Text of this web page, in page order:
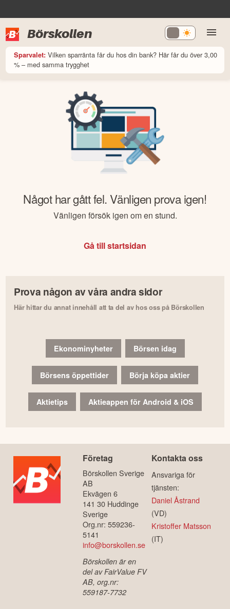
Börskollen
Sparvalet: Vilken sparränta får du hos din bank? Här får du över 3,00
% – med samma trygghet
Något har gått fel. Vänligen prova igen!
Vänligen försök igen om en stund.
Gå till startsidan
Prova någon av våra andra sidor
Här hittar du annat innehåll att ta del av hos oss på Börskollen
Ekonominyheter Börsen idag
Börsens öppettider Börja köpa aktier
Aktietips Aktieappen för Android & iOS
Företag
Börskollen Sverige
AB
Ekvägen 6
141 30 Huddinge
Sverige
Org.nr: 559236-
5141
info@borskollen.se
Börskollen är en
del av FairValue FV
AB, org.nr:
559187-7732
Kontakta oss
Ansvariga för
tjänsten:
Daniel Åstrand
(VD)
Kristoffer Matsson
(IT)